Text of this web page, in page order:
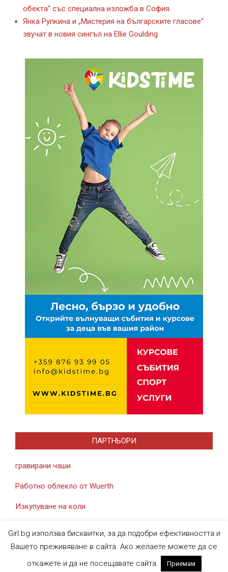
обекта“ със специална изложба в София
Янка Рупкина и „Мистерия на българските гласове“
звучат в новия сингъл на Ellie Goulding
ПАРТНЬОРИ
гравирани чаши
Работно облекло от Wuerth
Изкупуване на коли
Designed usingMagazine News Byte. Powered byWordPress
Girl.bg използва бисквитки, за да подобри ефективността и
Вашето преживяване в сайта. Ако желаете можете да се
откажете и да не посещавате сайта.
Приемам